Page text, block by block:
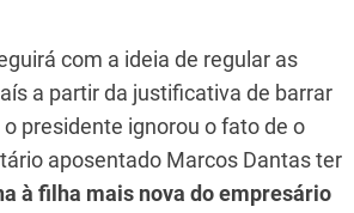
com a ideia de regular as
a partir da justificativa de barrar
presidente ignorou o fato de o
aposentado Marcos Dantas ter
à filha mais nova do empresário